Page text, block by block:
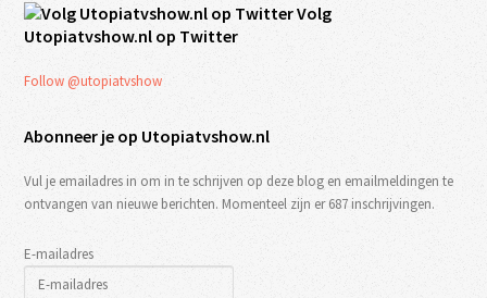
Volg
Utopiatvshow.nl op Twitter
Follow @utopiatvshow
Abonneer je op Utopiatvshow.nl
Vul je emailadres in om in te schrijven op deze blog en emailmeldingen te
ontvangen van nieuwe berichten. Momenteel zijn er 687 inschrijvingen.
E-mailadres